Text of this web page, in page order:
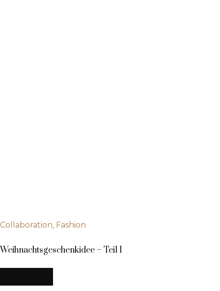
Collaboration, Fashion
Weihnachtsgeschenkidee – Teil I